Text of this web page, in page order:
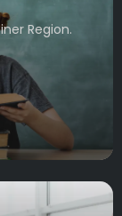
Region.